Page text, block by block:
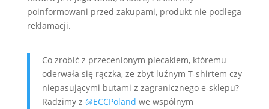
poinformowani przed zakupami, produkt nie podlega
reklamacji.
Co zrobić z przecenionym plecakiem, któremu
oderwała się rączka, ze zbyt luźnym T-shirtem czy
niepasującymi butami z zagranicznego e-sklepu?
Radzimy z @ECCPoland we wspólnym